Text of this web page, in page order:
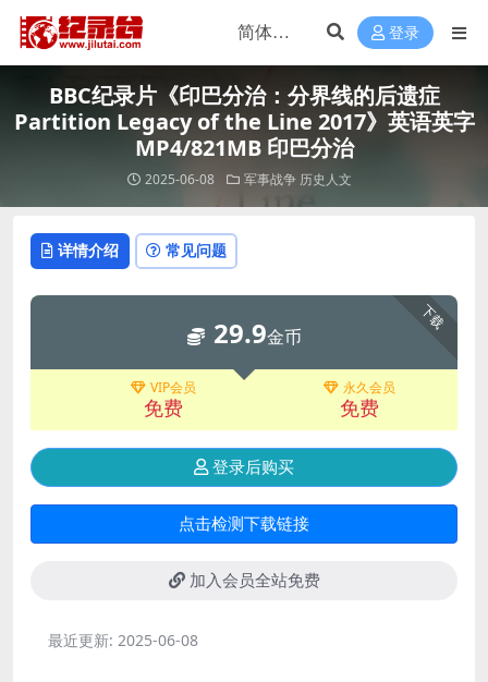
登录
BBC纪录片《印巴分治：分界线的后遗症
Partition Legacy of the Line 2017》英语英字
MP4/821MB 印巴分治
2025-06-08 军事战争 历史人文
详情介绍 常见问题
下载
29.9金币
VIP会员
免费
永久会员
免费
登录后购买
点击检测下载链接
加入会员全站免费
最近更新: 2025-06-08